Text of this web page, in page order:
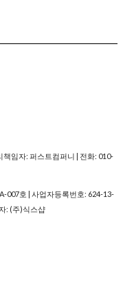
임자: 퍼스트컴퍼니 | 전화: 010-
007호 | 사업자등록번호: 624-13-
: (주)식스샵